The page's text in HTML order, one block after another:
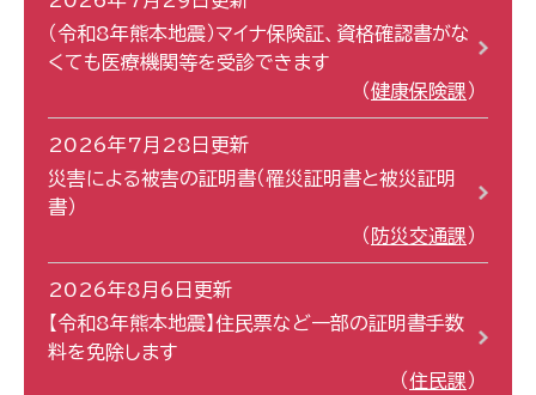
（令和8年熊本地震）マイナ保険証、資格確認書がな
くても医療機関等を受診できます
健康保険課
2026年7月28日更新
災害による被害の証明書（罹災証明書と被災証明
書）
防災交通課
2026年8月6日更新
【令和8年熊本地震】住民票など一部の証明書手数
料を免除します
住民課